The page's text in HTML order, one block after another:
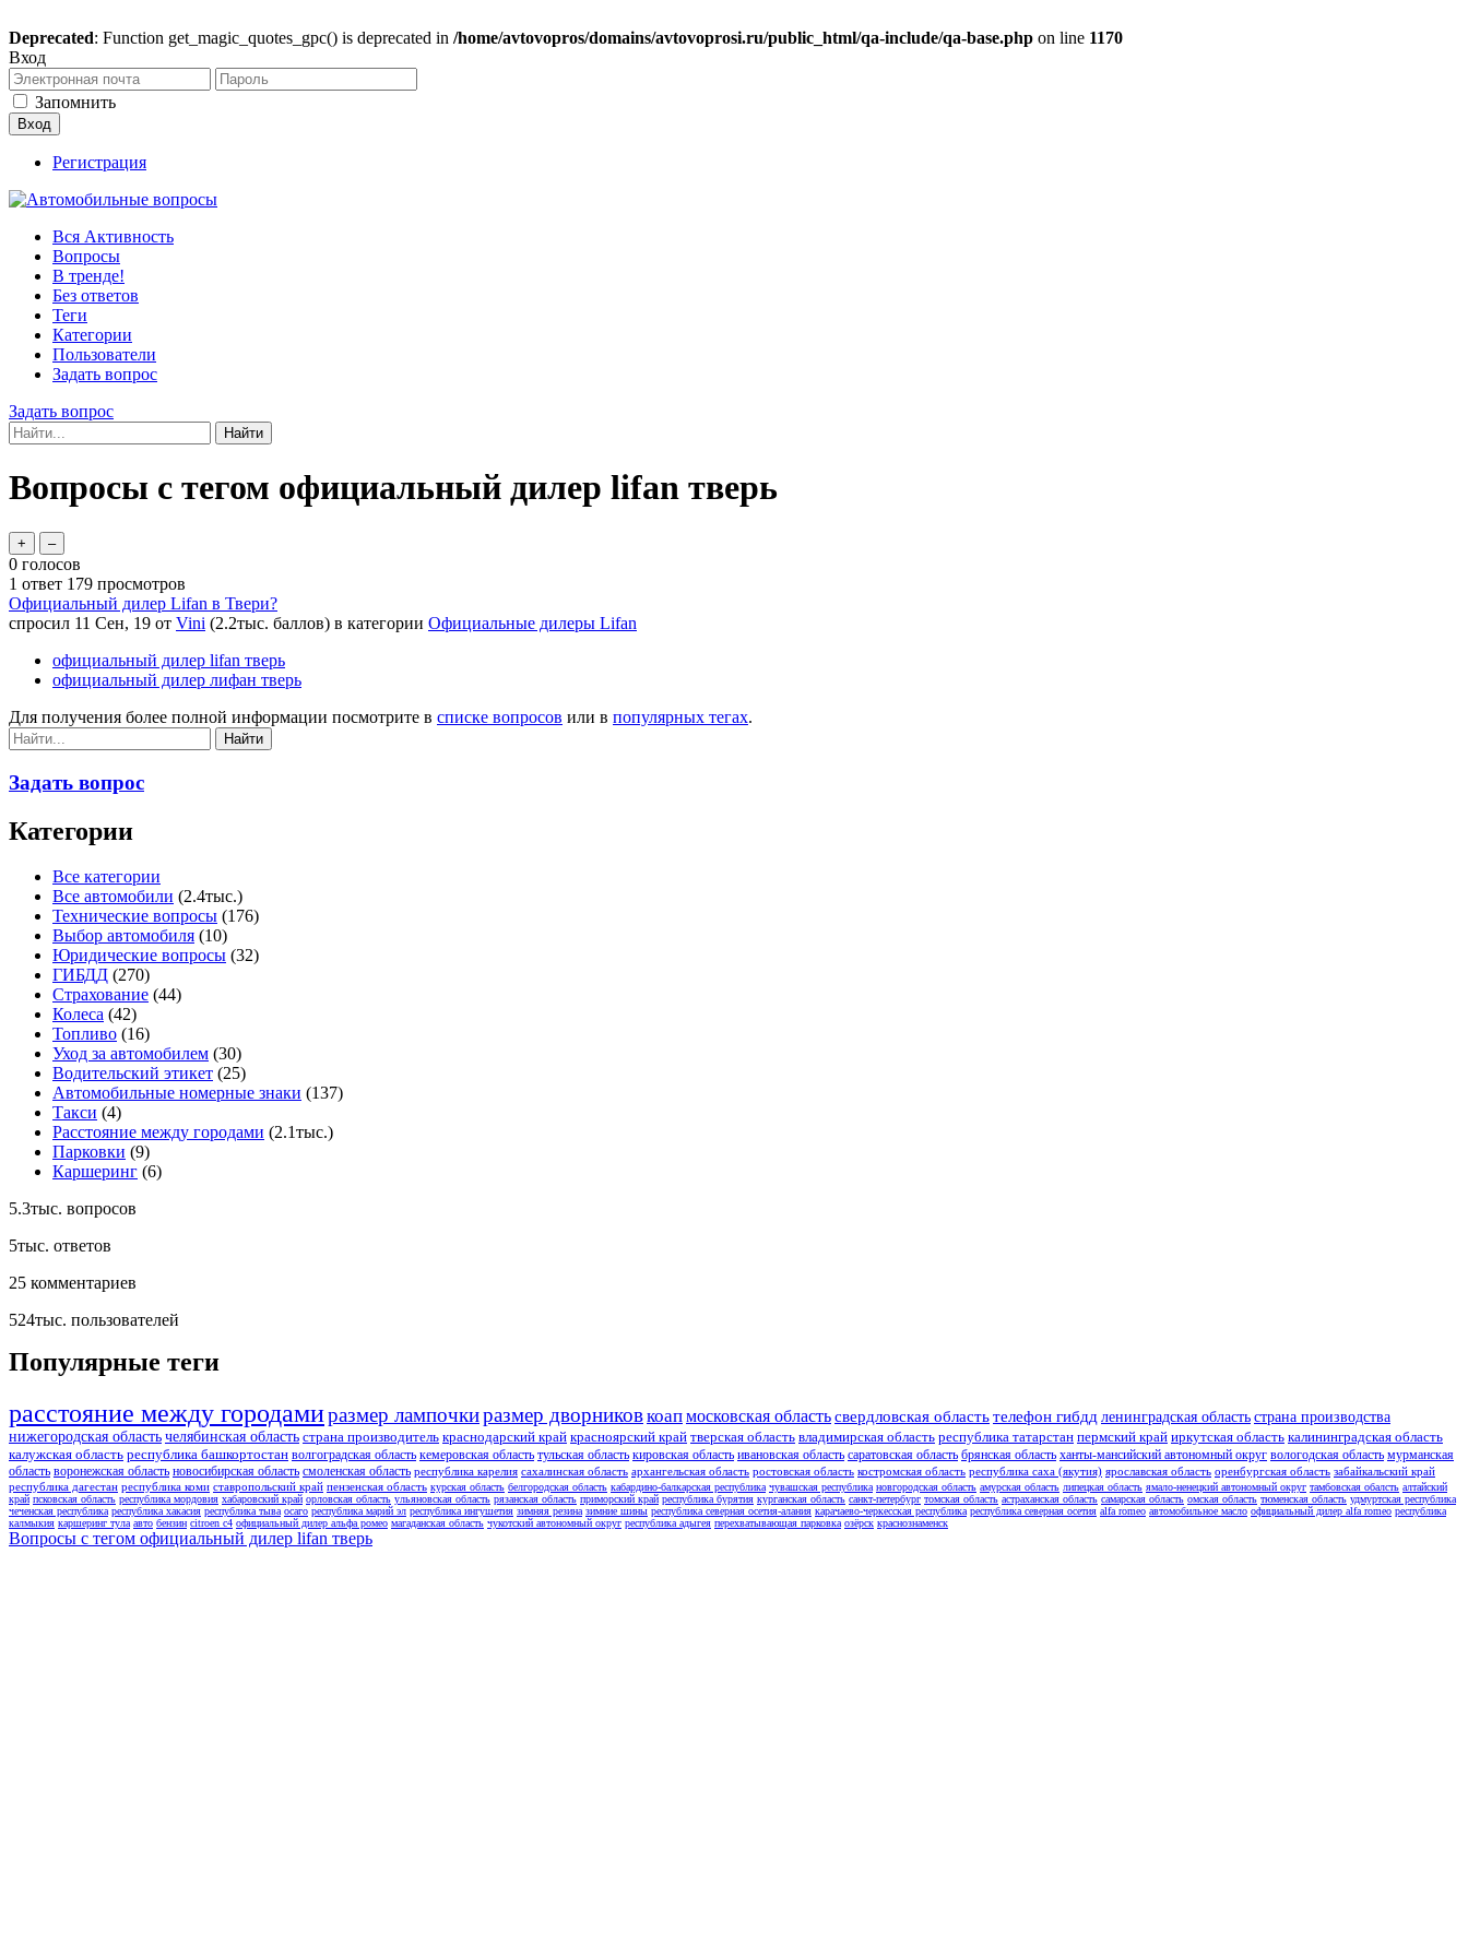
Deprecated: Function get_magic_quotes_gpc() is deprecated in /home/avtovopros/domains/avtovoprosi.ru/public_html/qa-include/qa-base.php on line 1170
Вход
Запомнить
Регистрация
Вся Активность
Вопросы
В тренде!
Без ответов
Теги
Категории
Пользователи
Задать вопрос
Задать вопрос
Вопросы с тегом официальный дилер lifan тверь
0 голосов
1 ответ 179 просмотров
Официальный дилер Lifan в Твери?
спросил 11 Сен, 19 от Vini (2.2тыс. баллов) в категории Официальные дилеры Lifan
официальный дилер lifan тверь
официальный дилер лифан тверь
Для получения более полной информации посмотрите в списке вопросов или в популярных тегах.
Задать вопрос
Категории
Все категории
Все автомобили (2.4тыс.)
Технические вопросы (176)
Выбор автомобиля (10)
Юридические вопросы (32)
ГИБДД (270)
Страхование (44)
Колеса (42)
Топливо (16)
Уход за автомобилем (30)
Водительский этикет (25)
Автомобильные номерные знаки (137)
Такси (4)
Расстояние между городами (2.1тыс.)
Парковки (9)
Каршеринг (6)
5.3тыс. вопросов
5тыс. ответов
25 комментариев
524тыс. пользователей
Популярные теги
расстояние между городамиразмер лампочкиразмер дворниковкоапмосковская областьсвердловская областьтелефон гибдд ленинградская область страна производства
нижегородская область челябинская область страна производитель краснодарский край красноярский край тверская область владимирская область республика татарстан пермский край иркутская область калининградская область
калужская область республика башкортостан волгоградская область кемеровская область тульская область кировская область ивановская область саратовская область брянская область ханты-мансийский автономный округ вологодская область мурманская
область воронежская область новосибирская область смоленская область республика карелия сахалинская область архангельская область ростовская область костромская область республика саха (якутия) ярославская область оренбургская область забайкальский край
республика дагестан республика коми ставропольский край пензенская область курская область белгородская область кабардино-балкарская республика чувашская республика новгородская область амурская область липецкая область ямало-ненецкий автономный округ тамбовская обалсть алтайский
край псковская область республика мордовия хабаровский край орловская область ульяновская область рязанская область приморский край республика бурятия курганская область санкт-петербург томская область астраханская область самарская область омская область тюменская область удмуртская республика
чеченская республика республика хакасия республика тыва осаго республика марий эл республика ингушетия зимняя резина зимние шины республика северная осетия-алания карачаево-черкесская республика республика северная осетия alfa romeo автомобильное масло официальный дилер alfa romeo республика
калмыкия каршеринг тула авто бензин citroen c4 официальный дилер альфа ромео магаданская область чукотский автономный округ республика адыгея перехватывающая парковка озёрск краснознаменск
Вопросы с тегом официальный дилер lifan тверь